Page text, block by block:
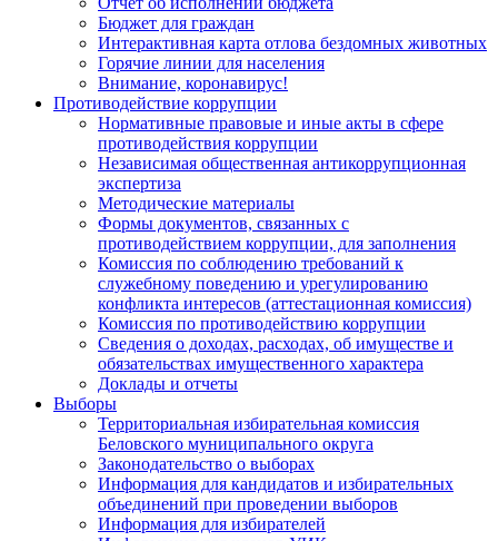
Бюджет для граждан
Интерактивная карта отлова бездомных животных
Горячие линии для населения
Внимание, коронавирус!
Противодействие коррупции
Нормативные правовые и иные акты в сфере
противодействия коррупции
Независимая общественная антикоррупционная
экспертиза
Методические материалы
Формы документов, связанных с
противодействием коррупции, для заполнения
Комиссия по соблюдению требований к
служебному поведению и урегулированию
конфликта интересов (аттестационная комиссия)
Комиссия по противодействию коррупции
Сведения о доходах, расходах, об имуществе и
обязательствах имущественного характера
Доклады и отчеты
Выборы
Территориальная избирательная комиссия
Беловского муниципального округа
Законодательство о выборах
Информация для кандидатов и избирательных
объединений при проведении выборов
Информация для избирателей